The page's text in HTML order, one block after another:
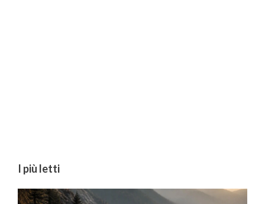
I più letti